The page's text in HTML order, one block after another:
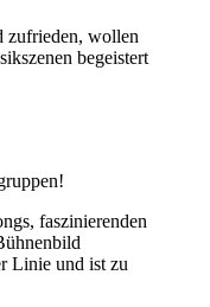
zufrieden, wollen
begeistert
faszinierenden
Linie und ist zu